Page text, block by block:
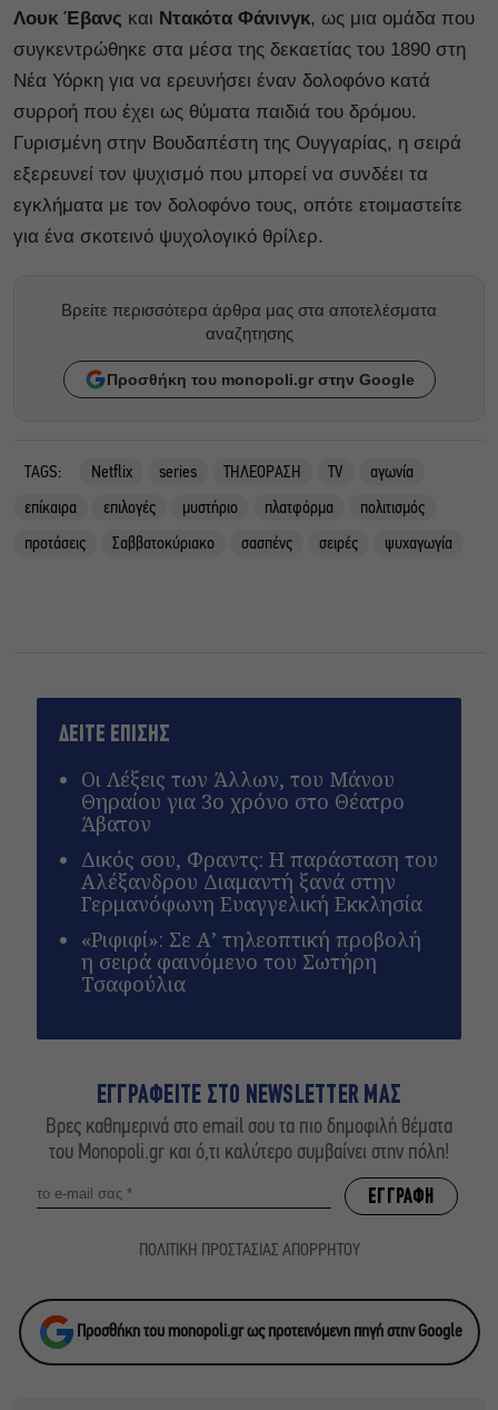
Λουκ Έβανς και Ντακότα Φάνινγκ, ως μια ομάδα που
συγκεντρώθηκε στα μέσα της δεκαετίας του 1890 στη
Νέα Υόρκη για να ερευνήσει έναν δολοφόνο κατά
συρροή που έχει ως θύματα παιδιά του δρόμου.
Γυρισμένη στην Βουδαπέστη της Ουγγαρίας, η σειρά
εξερευνεί τον ψυχισμό που μπορεί να συνδέει τα
εγκλήματα με τον δολοφόνο τους, οπότε ετοιμαστείτε
για ένα σκοτεινό ψυχολογικό θρίλερ.
Βρείτε περισσότερα άρθρα μας στα αποτελέσματα
αναζητησης
Προσθήκη του monopoli.gr στην Google
TAGS: Netflix series THΛΕΟΡΑΣΗ TV
αγωνία
επίκαιρα
επιλογές μυστήριο πλατφόρμα
πολιτισμός
προτάσεις
Σαββατοκύριακο σασπένς σειρές ψυχαγωγία
ΔΕΙΤΕ ΕΠΙΣΗΣ
Οι Λέξεις των Άλλων, του Μάνου
Θηραίου για 3ο χρόνο στο Θέατρο
Άβατον
Δικός σου, Φραντς: Η παράσταση του
Αλέξανδρου Διαμαντή ξανά στην
Γερμανόφωνη Ευαγγελική Εκκλησία
«Ριφιφί»: Σε Α’ τηλεοπτική προβολή
η σειρά φαινόμενο του Σωτήρη
Τσαφούλια
ΕΓΓΡΑΦΕΙΤΕ ΣΤΟ NEWSLETTER ΜΑΣ
Βρες καθημερινά στο email σου τα πιο δημοφιλή θέματα
του Monopoli.gr και ό,τι καλύτερο συμβαίνει στην πόλη!
ΠΟΛΙΤΙΚΗ ΠΡΟΣΤΑΣΙΑΣ ΑΠΟΡΡΗΤΟΥ
Προσθήκη του monopoli.gr ως προτεινόμενη πηγή στην Google